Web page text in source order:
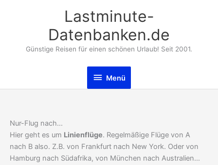
Lastminute-
Datenbanken.de
Günstige Reisen für einen schönen Urlaub! Seit 2001.
Menü
Menü
Nur-Flug nach…
Hier geht es um Linienflüge. Regelmäßige Flüge von A
nach B also. Z.B. von Frankfurt nach New York. Oder von
Hamburg nach Südafrika, von München nach Australien…